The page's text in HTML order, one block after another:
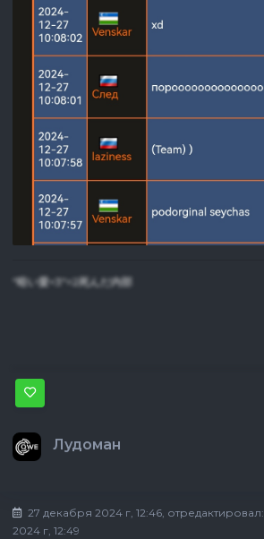
"暗い愛<3"=2死んだ内部
Лудоман
27 декабря 2024 г, 12:46, отредактировал:
2024 г, 12:49